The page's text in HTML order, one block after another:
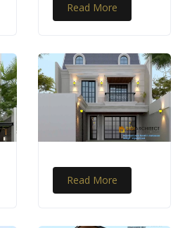
Read More
Read More